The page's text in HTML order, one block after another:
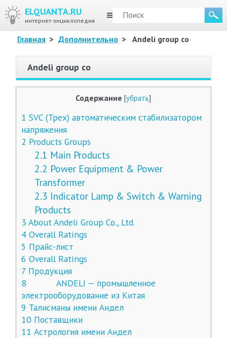
ELQUANTA.RU
интернет-энциклопедия
МЕНЮ
Главная > Дополнительно > Andeli group co
Andeli group co
Содержание [убрать]
1 SVC (Трех) автоматическим стабилизатором
напряжения
2 Products Groups
2.1 Main Products
2.2 Power Equipment & Power
Transformer
2.3 Indicator Lamp & Switch & Warning
Products
3 About Andeli Group Co., Ltd.
4Overall Ratings
5 Прайс-лист
6 Overall Ratings
7 Продукция
8 ANDELI — промышленное
электрооборудование из Китая
9 Талисманы имени Андел
10Поставщики
11 Астрология имени Андел